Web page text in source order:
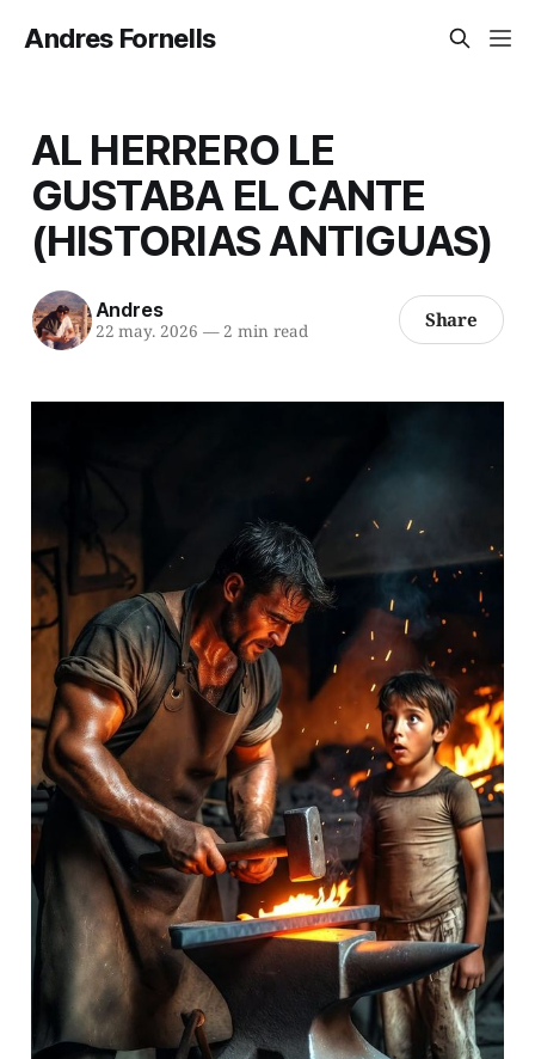
Andres Fornells
AL HERRERO LE
GUSTABA EL CANTE
(HISTORIAS ANTIGUAS)
Andres
22 may. 2026 —2 min read Share